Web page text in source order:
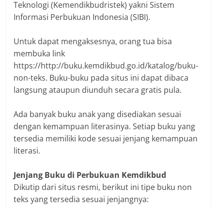
Teknologi (Kemendikbudristek) yakni Sistem
Informasi Perbukuan Indonesia (SIBI).
Untuk dapat mengaksesnya, orang tua bisa
membuka link
https://http://buku.kemdikbud.go.id/katalog/buku-
non-teks. Buku-buku pada situs ini dapat dibaca
langsung ataupun diunduh secara gratis pula.
Ada banyak buku anak yang disediakan sesuai
dengan kemampuan literasinya. Setiap buku yang
tersedia memiliki kode sesuai jenjang kemampuan
literasi.
Jenjang Buku di Perbukuan Kemdikbud
Dikutip dari situs resmi, berikut ini tipe buku non
teks yang tersedia sesuai jenjangnya: